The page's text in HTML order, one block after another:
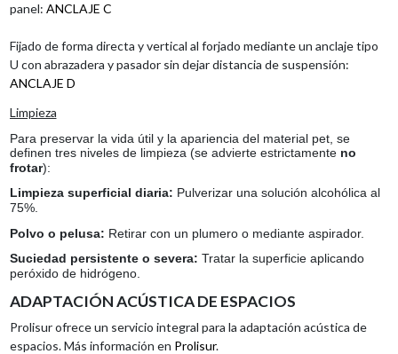
panel: ANCLAJE C
Fijado de forma directa y vertical al forjado mediante un anclaje tipo
U con abrazadera y pasador sin dejar distancia de suspensión:
ANCLAJE D
Limpieza
Para preservar la vida útil y la apariencia del material pet, se
definen tres niveles de limpieza (se advierte estrictamente no
frotar):
Limpieza superficial diaria: Pulverizar una solución alcohólica al
75%.
Polvo o pelusa: Retirar con un plumero o mediante aspirador.
Suciedad persistente o severa: Tratar la superficie aplicando
peróxido de hidrógeno.
ADAPTACIÓN ACÚSTICA DE ESPACIOS
Prolisur ofrece un servicio integral para la adaptación acústica de
espacios. Más información en Prolisur.